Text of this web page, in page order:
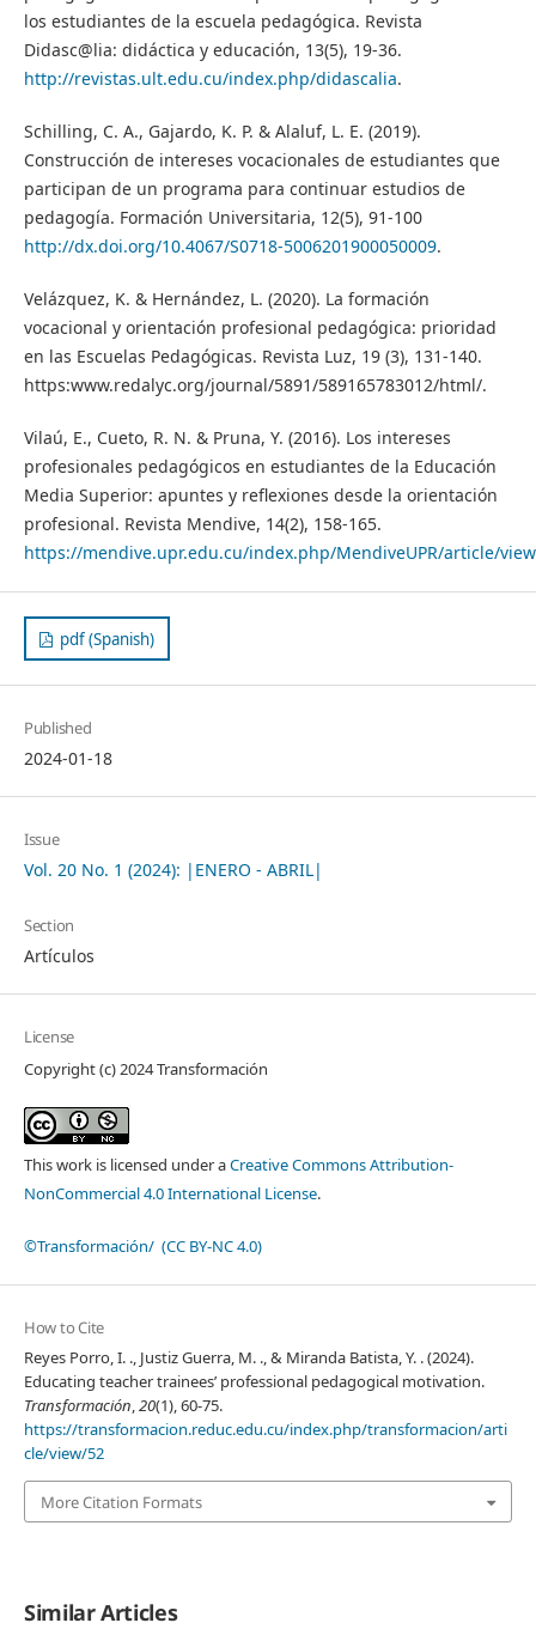
los estudiantes de la escuela pedagógica. Revista
Didasc@lia: didáctica y educación, 13(5), 19-36.
http://revistas.ult.edu.cu/index.php/didascalia.
Schilling, C. A., Gajardo, K. P. & Alaluf, L. E. (2019).
Construcción de intereses vocacionales de estudiantes que
participan de un programa para continuar estudios de
pedagogía. Formación Universitaria, 12(5), 91-100
http://dx.doi.org/10.4067/S0718-5006201900050009.
Velázquez, K. & Hernández, L. (2020). La formación
vocacional y orientación profesional pedagógica: prioridad
en las Escuelas Pedagógicas. Revista Luz, 19 (3), 131-140.
https:www.redalyc.org/journal/5891/589165783012/html/.
Vilaú, E., Cueto, R. N. & Pruna, Y. (2016). Los intereses
profesionales pedagógicos en estudiantes de la Educación
Media Superior: apuntes y reflexiones desde la orientación
profesional. Revista Mendive, 14(2), 158-165.
https://mendive.upr.edu.cu/index.php/MendiveUPR/article/
pdf (Spanish)
Published
2024-01-18
Issue
Vol. 20 No. 1 (2024): |ENERO - ABRIL|
Section
Artículos
License
Copyright (c) 2024 Transformación
This work is licensed under aCreative Commons Attribution-
NonCommercial 4.0 International License.
©Transformación/ (CC BY-NC 4.0)
How to Cite
Reyes Porro, I. ., Justiz Guerra, M. ., & Miranda Batista, Y. . (2024).
Educating teacher trainees’ professional pedagogical motivation.
Transformación,20(1), 60-75.
https://transformacion.reduc.edu.cu/index.php/transformacion/arti
cle/view/52
More Citation Formats
Similar Articles